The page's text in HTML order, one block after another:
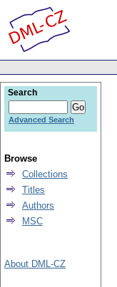
Search
Advanced Search
Browse
Collections
Titles
Authors
MSC
About DML-CZ